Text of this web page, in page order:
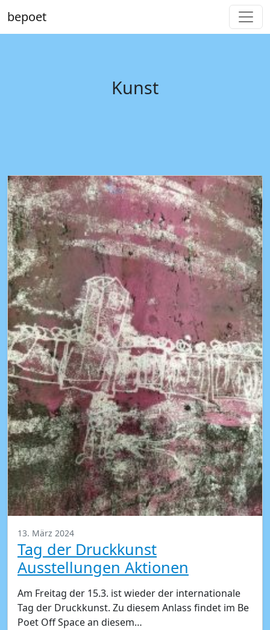
bepoet
Kunst
13. März 2024
Tag der Druckkunst
Ausstellungen Aktionen
Am Freitag der 15.3. ist wieder der internationale
Tag der Druckkunst. Zu diesem Anlass findet im Be
Poet Off Space an diesem…